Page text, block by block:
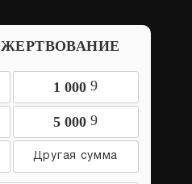
1 000 9
5 000 9